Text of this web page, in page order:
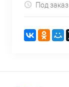
Под заказ